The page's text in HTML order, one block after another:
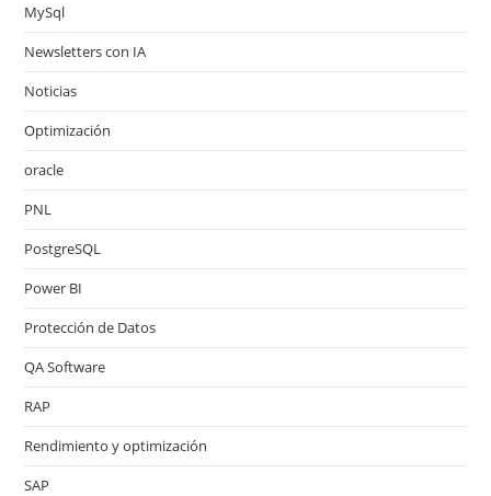
MySql
Newsletters con IA
Noticias
Optimización
oracle
PNL
PostgreSQL
Power BI
Protección de Datos
QA Software
RAP
Rendimiento y optimización
SAP